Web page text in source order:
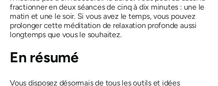
fractionner en deux séances de cinq à dix minutes : une le
matin et une le soir. Si vous avez le temps, vous pouvez
prolonger cette méditation de relaxation profonde aussi
longtemps que vous le souhaitez.
En résumé
Vous disposez désormais de tous les outils et idées